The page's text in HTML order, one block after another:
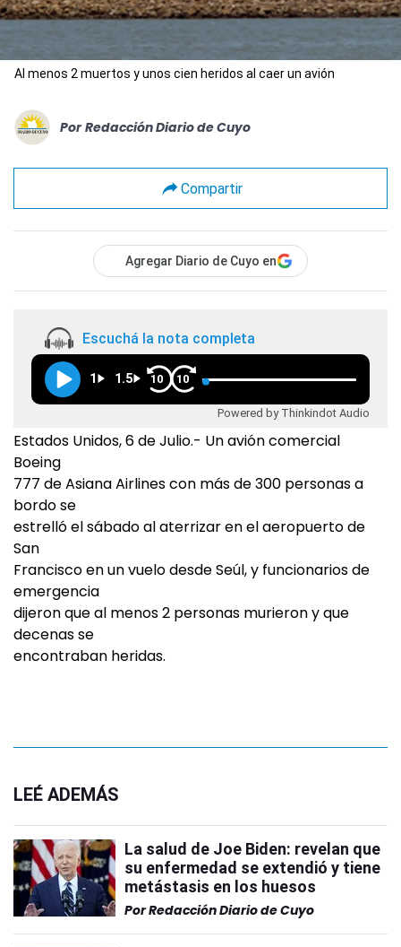
Al menos 2 muertos y unos cien heridos al caer un avión
Por Redacción Diario de Cuyo
Compartir
Agregar Diario de Cuyo en
Escuchá la nota completa
1 1.5 10 10
Powered by Thinkindot Audio
Estados Unidos, 6 de Julio.- Un avión comercial
Boeing
777 de Asiana Airlines con más de 300 personas a
bordo se
estrelló el sábado al aterrizar en el aeropuerto de
San
Francisco en un vuelo desde Seúl, y funcionarios de
emergencia
dijeron que al menos 2 personas murieron y que
decenas se
encontraban heridas.
LEÉ ADEMÁS
La salud de Joe Biden: revelan que
su enfermedad se extendió y tiene
metástasis en los huesos
PorRedacción Diario de Cuyo